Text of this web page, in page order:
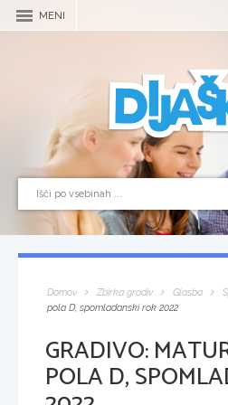
MENI
Domov Zbirka gradiv Glasba
pola D, spomladanski rok 2022
GRADIVO:
POLA D,